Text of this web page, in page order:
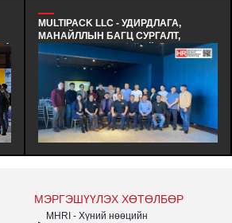
MULTIPACK LLC - УДИРДЛАГА,
МАНАЙЛЛЫН БАГЦ СУРГАЛТ,
СЕМИНАР ЗОХИОН БАЙГУУЛАВ -
ЭКОЛОГИД ЭЭЛТЭЙ, ЭДИЙН ЗАСАГТ
ХЭМНЭЛТТЭЙ, ХЭРЭГЛЭЭНД
ЗОХИМЖТОЙ БАГЛАА БООДЛЫН
ШИЙДЭЛИЙГ ИРГЭДДЭЭ САНАЛ
БОЛГОДОГ МУЛТИПАК ХХК-Н
УДИРДЛАГЫН БАГ ХАМТ ОЛОНД
СУРГАЛТ СЕМИНАР ЗОХИОН
МЭРГЭШҮҮЛЭХ ХӨТӨЛБӨР
MHRI - Хүний нөөцийн